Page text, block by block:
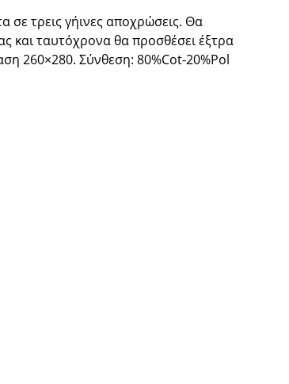
σε τρεις γήινες αποχρώσεις. Θα
και ταυτόχρονα θα προσθέσει έξτρα
260×280. Σύνθεση: 80%Cot-20%Pol